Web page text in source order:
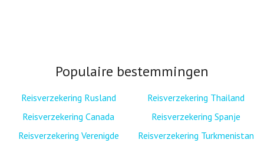
Populaire bestemmingen
Reisverzekering Rusland
Reisverzekering Canada
Reisverzekering Verenigde
Reisverzekering Thailand
Reisverzekering Spanje
Reisverzekering Turkmenistan